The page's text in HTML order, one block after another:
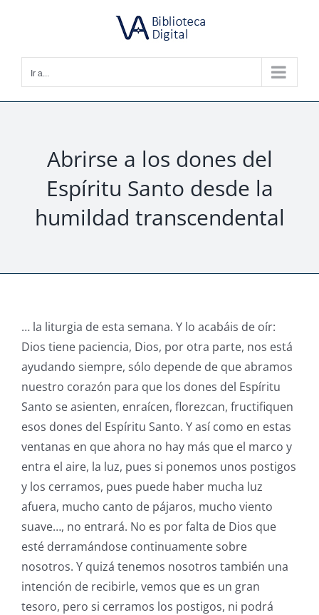
Ir a...
Abrirse a los dones del
Espíritu Santo desde la
humildad transcendental
… la liturgia de esta semana. Y lo acabáis de oír:
Dios tiene paciencia, Dios, por otra parte, nos está
ayudando siempre, sólo depende de que abramos
nuestro corazón para que los dones del Espíritu
Santo se asienten, enraícen, florezcan, fructifiquen
esos dones del Espíritu Santo. Y así como en estas
ventanas en que ahora no hay más que el marco y
entra el aire, la luz, pues si ponemos unos postigos
y los cerramos, pues puede haber mucha luz
afuera, mucho canto de pájaros, mucho viento
suave…, no entrará. No es por falta de Dios que
esté derramándose continuamente sobre
nosotros. Y quizá tenemos nosotros también una
intención de recibirle, vemos que es un gran
tesoro, pero si cerramos los postigos, ni podrá